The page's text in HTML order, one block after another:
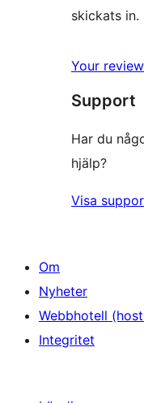
skickats in.
Your review
Support
Har du
hjälp?
Visa
Om
Nyheter
Webbhotell
Integritet